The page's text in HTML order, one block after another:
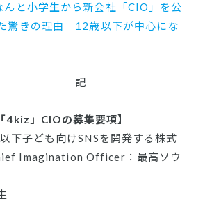
んと小学生から新会社「CIO」を公
驚きの理由 12歳以下が中心にな
4kiz」CIOの募集要項】
下子ども向けSNSを開発する株式
Imagination Officer：最高ソウ